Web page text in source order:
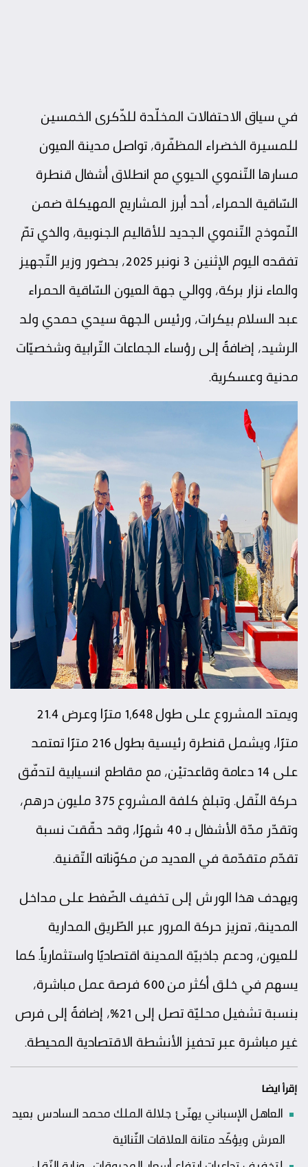
في سياق الاحتفالات المخلّدةللذّكرى الخمسين
للمسيرة الخضراء المظفّرة، تواصل مدينة العيون
مسارها التّنموي الحيوي مع انطلاق أشغال قنطرة
السّاقية الحمراء، أحد أبرز المشاريع المهيكلة ضمن
النّموذج التّنموي الجديد للأقاليم الجنوبية، والذي تمّ
تفقده اليوم الإثنين 3 نونبر 2025، بحضور وزير التّجهيز
والماء نزار بركة، ووالي جهة العيون السّاقية الحمراء
عبد السلام بيكرات، ورئيس الجهة سيدي حمدي ولد
الرشيد، إضافةً إلى رؤساء الجماعات التّرابية وشخصيّات
مدنية وعسكرية.
ويمتد المشروع على طول 1,648 مترًا وعرض 21.4
مترًا، ويشمل قنطرة رئيسية بطول 216 مترًا تعتمد
على 14 دعامة وقاعدتيْن، مع مقاطع انسيابية لتدفّق
حركة النّقل. وتبلغ كلفة المشروع 375 مليون درهم،
وتقدّر مدّة الأشغال بـ 40 شهرًا، وقد حقّقت نسبة
تقدّم متقدّمة في العديد من مكوّناته التّقنية.
ويهدف هذا الورش إلى تخفيف الضّغط على مداخل
المدينة، تعزيز حركة المرور عبر الطّريق المدارية
للعيون، ودعم جاذبيّة المدينة اقتصاديًا واستثمارياً. كما
يسهم في خلق أكثر من 600 فرصة عمل مباشرة،
بنسبة تشغيل محليّة تصل إلى 21%، إضافةً إلى فرص
غير مباشرة عبر تحفيز الأنشطة الاقتصادية المحيطة.
إقرأ ايضا
العاهل الإسباني يهنّئ جلالة الملك محمد السادس بعيد
العرش ويؤكّد متانة العلاقات الثّنائية